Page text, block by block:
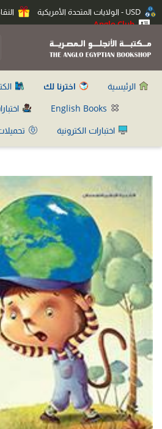
Anglo Club
الرئيسية اخترنا لك
اختبارات الكترونية